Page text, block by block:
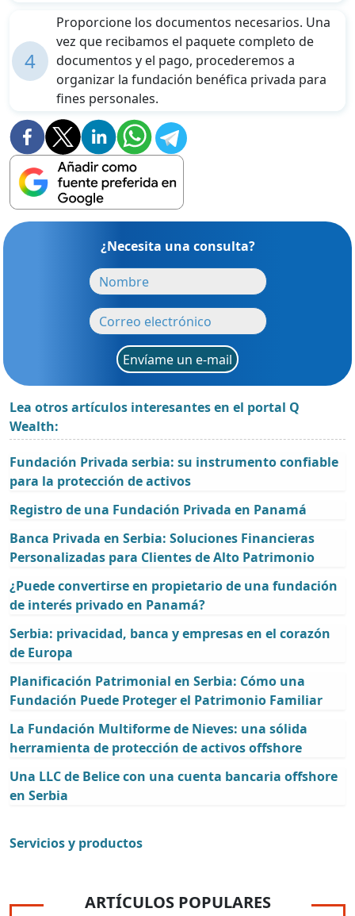
4
Proporcione los documentos necesarios. Una
vez que recibamos el paquete completo de
documentos y el pago, procederemos a
organizar la fundación benéfica privada para
fines personales.
¿Necesita una consulta?
Envíame un e-mail
Lea otros artículos interesantes en el portal Q
Wealth:
Fundación Privada serbia: su instrumento confiable
para la protección de activos
Registro de una Fundación Privada en Panamá
Banca Privada en Serbia: Soluciones Financieras
Personalizadas para Clientes de Alto Patrimonio
¿Puede convertirse en propietario de una fundación
de interés privado en Panamá?
Serbia: privacidad, banca y empresas en el corazón
de Europa
Planificación Patrimonial en Serbia: Cómo una
Fundación Puede Proteger el Patrimonio Familiar
La Fundación Multiforme de Nieves: una sólida
herramienta de protección de activos offshore
Una LLC de Belice con una cuenta bancaria offshore
en Serbia
Servicios y productos
ARTÍCULOS POPULARES